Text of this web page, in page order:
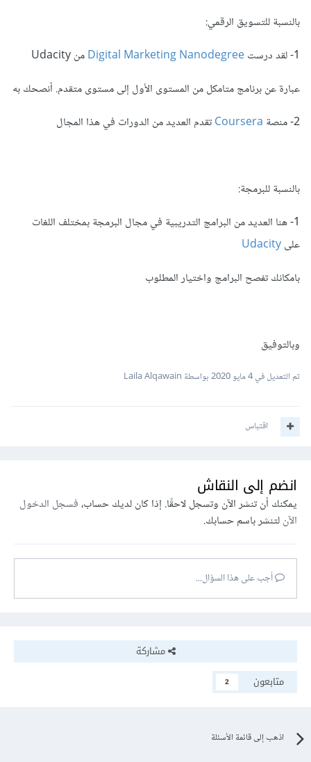
بالنسبة للتسويق الرقمي:
1- لقد درست
Digital Marketing Nanodegreeمن Udacity
عبارة عن برنامج متامكل من المستوى الأول إلى مستوى متقدم. أنصحك به
2- منصة
Courseraتقدم العديد من الدورات في هذا المجال
بالنسبة للبرمجة:
1- هنا العديد من البرامج التدريبية في مجال البرمجة بمختلف اللغات
علىUdacity
بامكانك تفصح البرامج واختيار المطلوب
وبالتوفيق
تم التعديل في4 مايو 2020 بواسطة Laila Alqawain
اقتباس
انضم إلى النقاش
يمكنك أن تنشر الآن وتسجل لاحقًا. إذا كان لديك حساب،فسجل الدخول
الآنلتنشر باسم حسابك.
أجب على هذا السؤال...
مشاركة
متابعون
2
اذهب إلى قائمة الأسئلة